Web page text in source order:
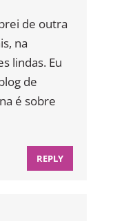
de outra
na
lindas. Eu
de
é sobre
REPLY